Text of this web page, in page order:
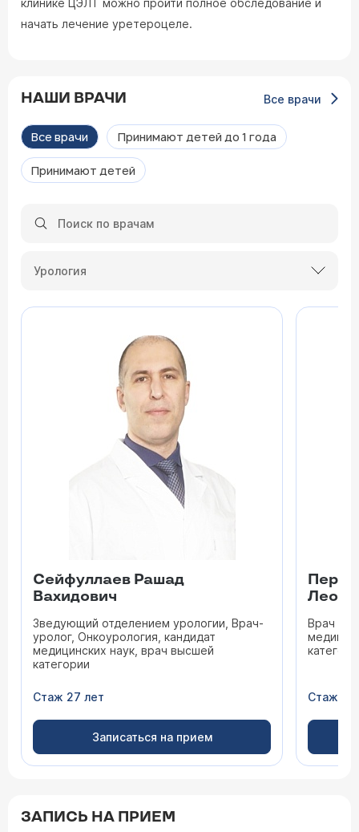
клинике ЦЭЛТ можно пройти полное обследование и
начать лечение уретероцеле.
НАШИ ВРАЧИ Все врачи
Все врачи Принимают детей до 1 года
Принимают детей
Урология
Сейфуллаев Рашад
Вахидович
Зведующий отделением урологии, Врач-
уролог, Онкоурология, кандидат
медицинских наук, врач высшей
категории
Стаж 27 лет
Записаться на прием
Врач
Стаж 45
ЗАПИСЬ НА ПРИЕМ